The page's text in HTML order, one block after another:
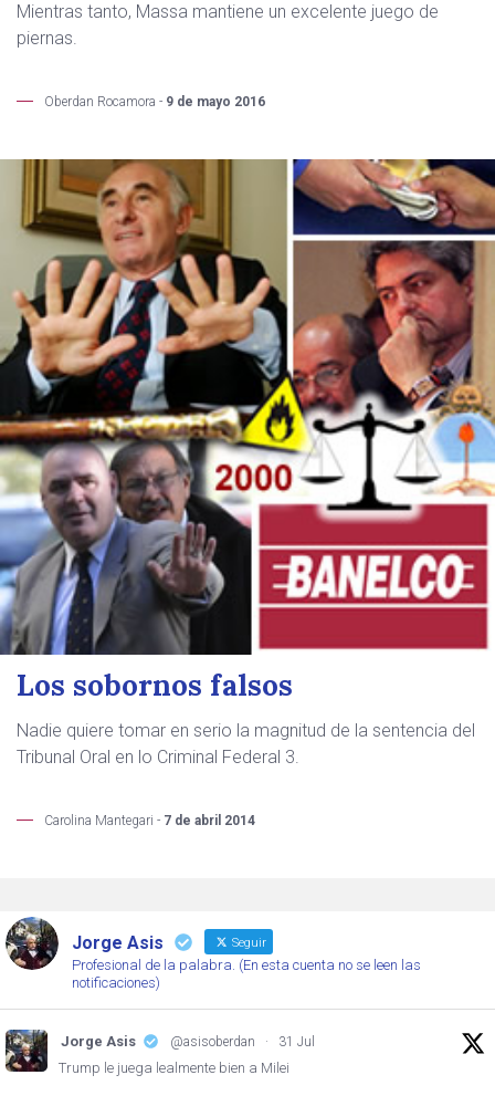
Mientras tanto, Massa mantiene un excelente juego de
piernas.
Oberdan Rocamora - 9 de mayo 2016
Los sobornos falsos
Nadie quiere tomar en serio la magnitud de la sentencia del
Tribunal Oral en lo Criminal Federal 3.
Carolina Mantegari - 7 de abril 2014
Jorge Asis Seguir
Profesional de la palabra. (En esta cuenta no se leen las
notificaciones)
Jorge Asis @asisoberdan · 31 Jul
Trump le juega lealmente bien a Milei